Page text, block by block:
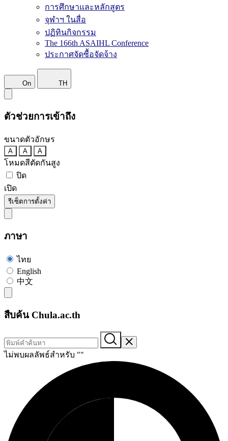
การศึกษาและหลักสูตร
จุฬาฯ ในสื่อ
ปฏิทินกิจกรรม
The 166th ASAIHL Conference
ประกาศจัดซื้อจัดจ้าง
On TH
ตัวช่วยการเข้าถึง
ขนาดตัวอักษร
A A A
โหมดสีตัดกันสูง
ปิด
เปิด
รีเซ็ตการตั้งค่า
ภาษา
ไทย
English
中文
สืบค้น Chula.ac.th
ไม่พบผลลัพธ์สำหรับ ""